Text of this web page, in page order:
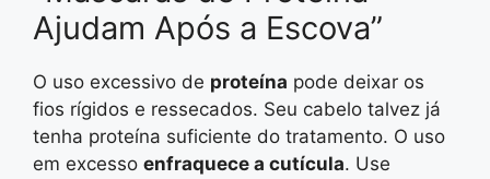
Ajudam Após a Escova”
O uso excessivo de proteína pode deixar os
fios rígidos e ressecados. Seu cabelo talvez já
tenha proteína suficiente do tratamento. O uso
em excesso enfraquece a cutícula. Use